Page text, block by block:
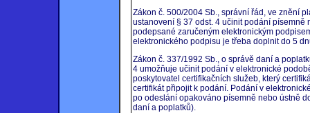
Zákon č. 500/2004 Sb., správní řád, ve znění
ustanovení § 37 odst. 4 učinit podání
podepsané zaručeným elektronickým
elektronického podpisu je třeba doplnit do 5
Zákon č. 337/1992 Sb., o správě daní a
4 umožňuje učinit podání v elektronické
poskytovatel certifikačních služeb, který
certifikát připojit k podání. Podání v
po odeslání opakováno písemně nebo ústně
daní a poplatků).